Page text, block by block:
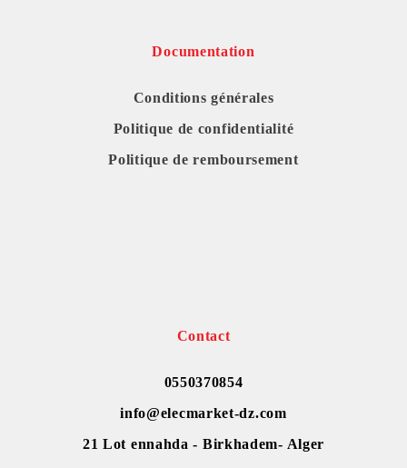
Documentation
Conditions générales
Politique de confidentialité
Politique de remboursement
Contact
0550370854
info@elecmarket-dz.com
21 Lot ennahda - Birkhadem- Alger